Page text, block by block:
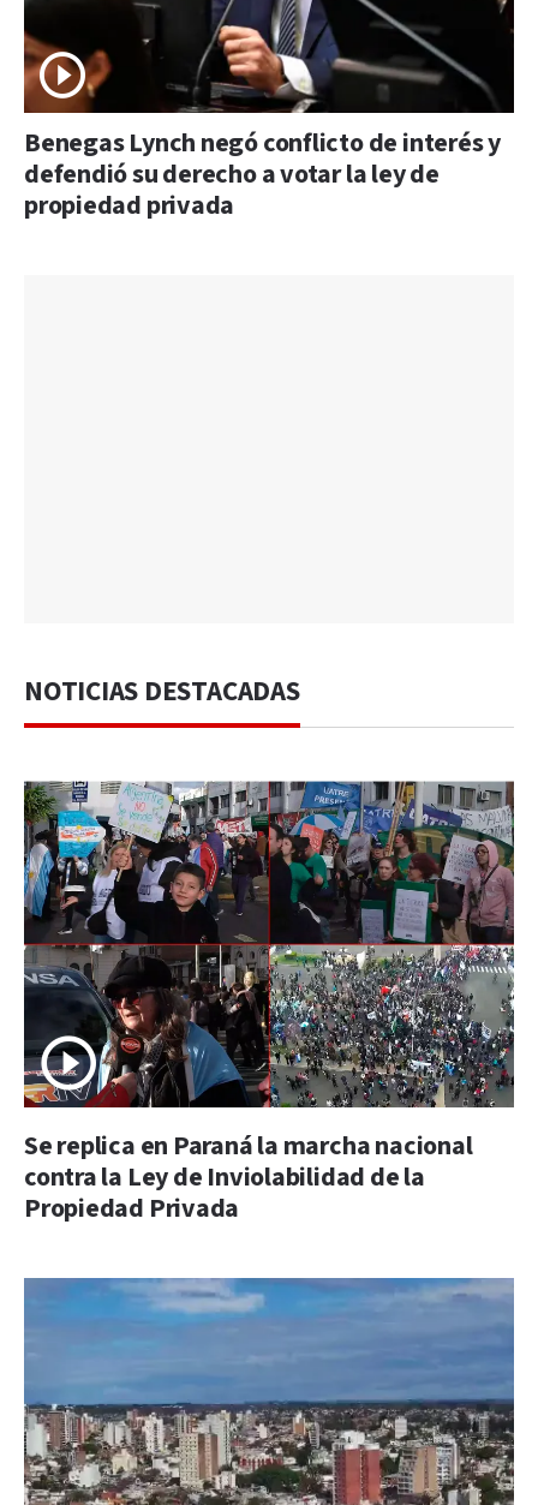
Benegas Lynch negó conflicto de interés y
defendió su derecho a votar la ley de
propiedad privada
NOTICIAS DESTACADAS
Se replica en Paraná la marcha nacional
contra la Ley de Inviolabilidad de la
Propiedad Privada